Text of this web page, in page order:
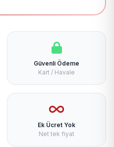
Güvenli Ödeme
Kart / Havale
Ek Ücret Yok
Net tek fiyat